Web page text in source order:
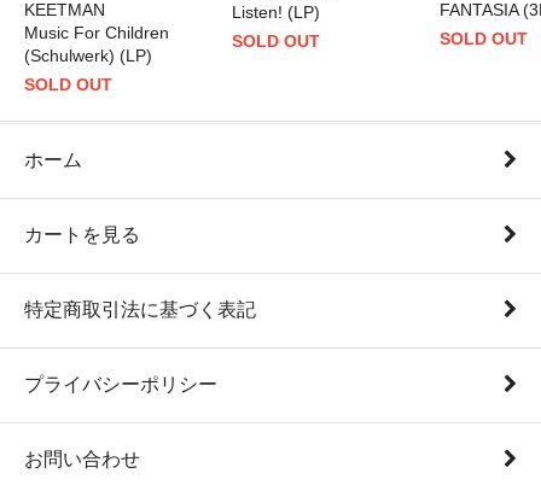
KEETMAN
Music For Children
(Schulwerk) (LP)
SOLD OUT
Listen! (LP)
SOLD OUT
FANTASIA
SOLD OUT
ホーム
カートを見る
特定商取引法に基づく表記
プライバシーポリシー
お問い合わせ